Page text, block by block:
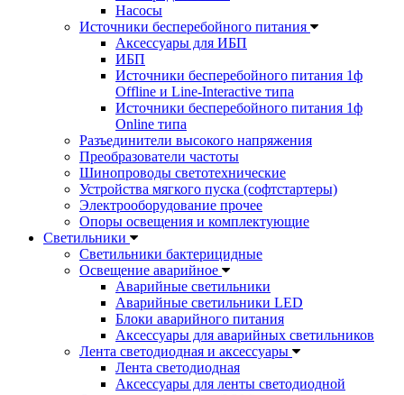
Насосы
Источники бесперебойного питания
Аксессуары для ИБП
ИБП
Источники бесперебойного питания 1ф
Offline и Line-Interactive типа
Источники бесперебойного питания 1ф
Online типа
Разъединители высокого напряжения
Преобразователи частоты
Шинопроводы светотехнические
Устройства мягкого пуска (софтстартеры)
Электрооборудование прочее
Опоры освещения и комплектующие
Светильники
Светильники бактерицидные
Освещение аварийное
Аварийные светильники
Аварийные светильники LED
Блоки аварийного питания
Аксессуары для аварийных светильников
Лента светодиодная и аксессуары
Лента светодиодная
Аксессуары для ленты светодиодной